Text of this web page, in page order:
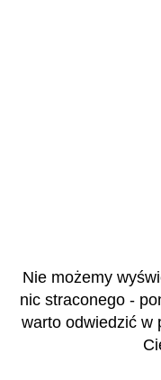
Nie możemy
nic straconego -
warto odwiedzić w